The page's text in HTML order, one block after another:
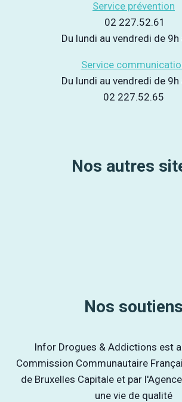
Service prévention
02 227.52.61
Du lundi au vendredi de 9h
Service
Du lundi au vendredi de 9h
02 227.52.65
Nos autres
Nos soutiens
Infor Drogues & Addictions est
Commission Communautaire
de Bruxelles Capitale et par
une vie de qualité